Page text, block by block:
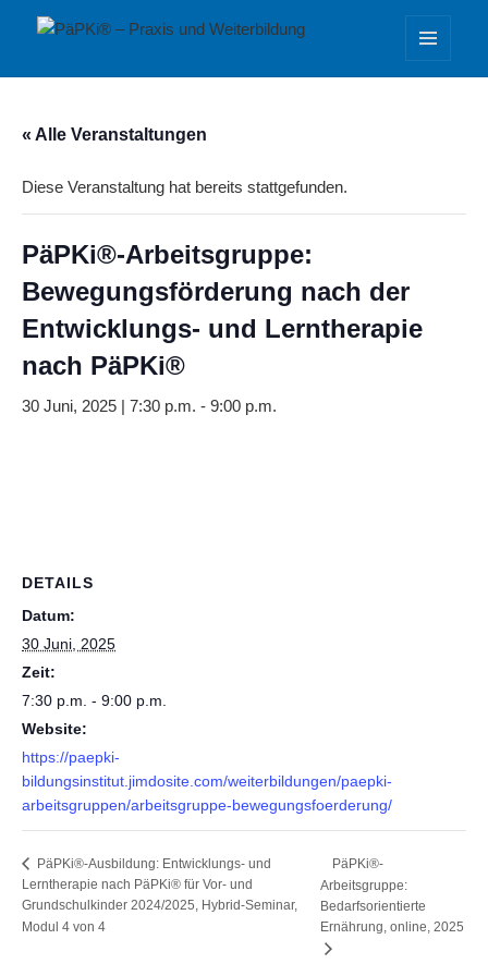
PäPKi® – Praxis und Weiterbildung
« Alle Veranstaltungen
Diese Veranstaltung hat bereits stattgefunden.
PäPKi®-Arbeitsgruppe:
Bewegungsförderung nach der
Entwicklungs- und Lerntherapie
nach PäPKi®
30 Juni, 2025 | 7:30 p.m. - 9:00 p.m.
DETAILS
Datum:
30 Juni, 2025
Zeit:
7:30 p.m. - 9:00 p.m.
Website:
https://paepki-
bildungsinstitut.jimdosite.com/weiterbildungen/paepki-
arbeitsgruppen/arbeitsgruppe-bewegungsfoerderung/
PäPKi®-Ausbildung: Entwicklungs- und
Lerntherapie nach PäPKi® für Vor- und
Grundschulkinder 2024/2025, Hybrid-Seminar,
Modul 4 von 4
PäPKi®-
Arbeitsgruppe:
Bedarfsorientierte
Ernährung, online, 2025